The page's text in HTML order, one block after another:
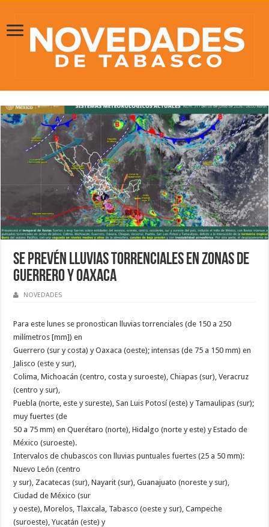
Se prevén lluvias torrenciales en zonas de
Guerrero y Oaxaca
NOVEDADES
Para este lunes se pronostican lluvias torrenciales (de 150 a 250
milímetros [mm]) en
Guerrero (sur y costa) y Oaxaca (oeste); intensas (de 75 a 150 mm) en
Jalisco (este y sur),
Colima, Michoacán (centro, costa y suroeste), Chiapas (sur), Veracruz
(centro y sur),
Puebla (norte, este y sureste), San Luis Potosí (este) y Tamaulipas (sur);
muy fuertes (de
50 a 75 mm) en Querétaro (norte), Hidalgo (norte y este) y Estado de
México (suroeste).
Intervalos de chubascos con lluvias puntuales fuertes (25 a 50 mm):
Nuevo León (centro
y sur), Zacatecas (sur), Nayarit (sur), Guanajuato (noreste y sur),
Ciudad de México (sur
y oeste), Morelos, Tlaxcala, Tabasco (oeste y sur), Campeche
(suroeste), Yucatán (este) y